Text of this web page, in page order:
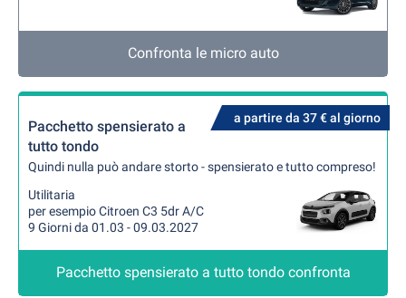
Confronta le micro auto
a partire da 37 € al giorno
Pacchetto spensierato a
tutto tondo
Quindi nulla può andare storto - spensierato e tutto compreso!
Utilitaria
per esempio Citroen C3 5dr A/C
9 Giorni da 01.03 - 09.03.2027
Pacchetto spensierato a tutto tondo confronta